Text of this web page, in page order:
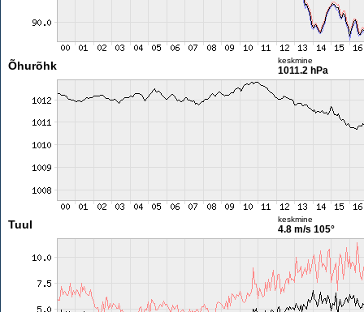
Õhurõhk keskmine
1011.2 hPa
Tuul keskmine
4.8 m/s 105°